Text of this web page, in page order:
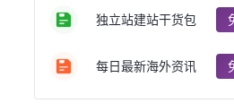
郑州跨境电商跨境电商趋势
阿里跨境电商
跨境电商费用美国跨境电商
独立站建站干货包
每日最新海外资讯